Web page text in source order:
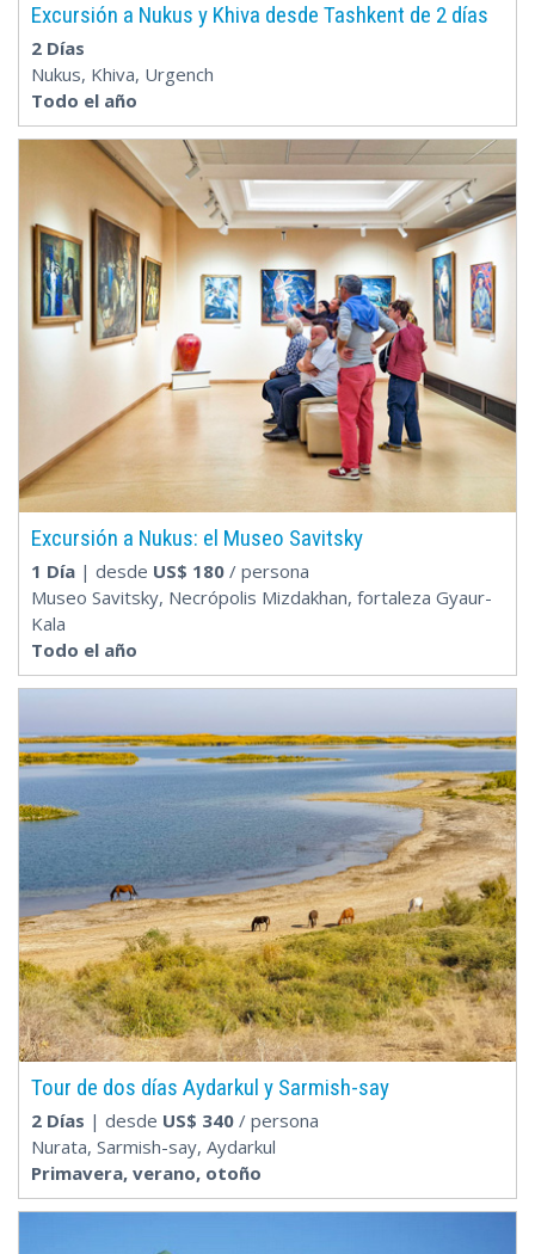
Excursión a Nukus y Khiva desde Tashkent de 2 días
2 Días
Nukus, Khiva, Urgench
Todo el año
Excursión a Nukus: el Museo Savitsky
1 Día | desde US$ 180 / persona
Museo Savitsky, Necrópolis Mizdakhan, fortaleza Gyaur-
Kala
Todo el año
Tour de dos días Aydarkul y Sarmish-say
2 Días | desde US$ 340 / persona
Nurata, Sarmish-say, Aydarkul
Primavera, verano, otoño